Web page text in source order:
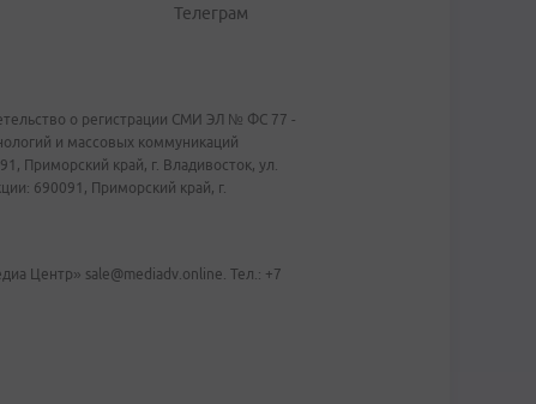
Телеграм
о регистрации СМИ ЭЛ № ФС 77 -
и массовых коммуникаций
Приморский край, г. Владивосток, ул.
690091, Приморский край, г.
Центр» sale@mediadv.online. Тел.: +7